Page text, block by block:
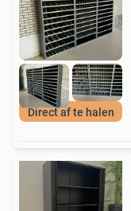
Direct af te halen